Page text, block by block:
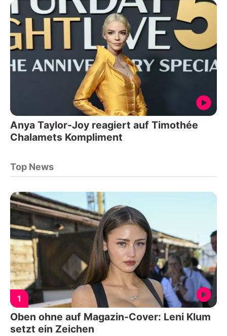
Anya Taylor-Joy reagiert auf Timothée
Chalamets Kompliment
Top News
1
Oben ohne auf Magazin-Cover: Leni Klum
setzt ein Zeichen